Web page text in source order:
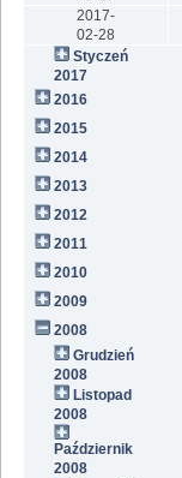
2017-
02-28
Styczeń
2017
2016
2015
2014
2013
2012
2011
2010
2009
2008
Grudzień
2008
Listopad
2008
Październik
2008